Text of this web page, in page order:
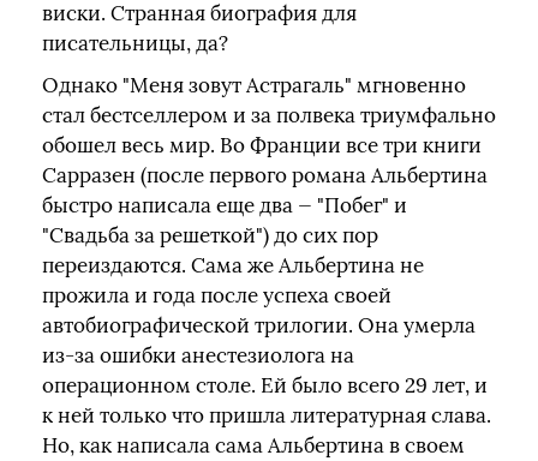
виски. Странная биография для
писательницы, да?
Однако "Меня зовут Астрагаль" мгновенно
стал бестселлером и за полвека триумфально
обошел весь мир. Во Франции все три книги
Сарразен (после первого романа Альбертина
быстро написала еще два — "Побег" и
"Свадьба за решеткой") до сих пор
переиздаются. Сама же Альбертина не
прожила и года после успеха своей
автобиографической трилогии. Она умерла
из-за ошибки анестезиолога на
операционном столе. Ей было всего 29 лет, и
к ней только что пришла литературная слава.
Но, как написала сама Альбертина в своем